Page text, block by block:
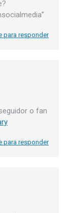
para responder
o fan
para responder